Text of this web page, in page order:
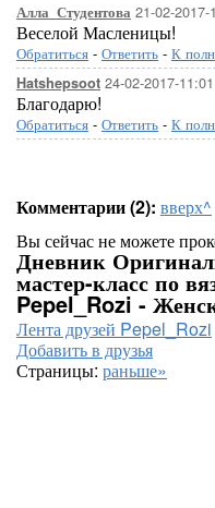
Алла_Студентова 21-02-2017-
Веселой Масленицы!
Обратиться - Ответить - К
Hatshepsoot 24-02-2017-11:01
Благодарю!
Обратиться - Ответить - К
Комментарии (2): вверх^
Вы сейчас не можете
Дневник
мастер-класс по
Pepel_Rozi -
Лента друзей Pepel_Rozi
Добавить в друзья
Страницы: раньше»